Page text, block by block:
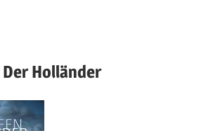
Der Holländer